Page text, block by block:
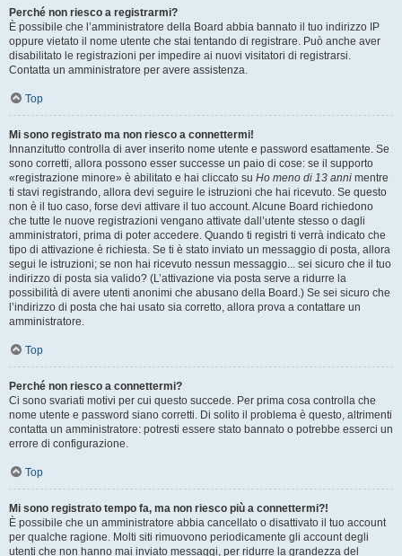
Perché non riesco a registrarmi?
È possibile che l’amministratore della Board abbia bannato il tuo indirizzo IP
oppure vietato il nome utente che stai tentando di registrare. Può anche aver
disabilitato le registrazioni per impedire ai nuovi visitatori di registrarsi.
Contatta un amministratore per avere assistenza.
Top
Mi sono registrato ma non riesco a connettermi!
Innanzitutto controlla di aver inserito nome utente e password esattamente. Se
sono corretti, allora possono esser successe un paio di cose: se il supporto
«registrazione minore» è abilitato e hai cliccato su Ho meno di 13 anni mentre
ti stavi registrando, allora devi seguire le istruzioni che hai ricevuto. Se questo
non è il tuo caso, forse devi attivare il tuo account. Alcune Board richiedono
che tutte le nuove registrazioni vengano attivate dall’utente stesso o dagli
amministratori, prima di poter accedere. Quando ti registri ti verrà indicato che
tipo di attivazione è richiesta. Se ti è stato inviato un messaggio di posta, allora
segui le istruzioni; se non hai ricevuto nessun messaggio... sei sicuro che il tuo
indirizzo di posta sia valido? (L’attivazione via posta serve a ridurre la
possibilità di avere utenti anonimi che abusano della Board.) Se sei sicuro che
l’indirizzo di posta che hai usato sia corretto, allora prova a contattare un
amministratore.
Top
Perché non riesco a connettermi?
Ci sono svariati motivi per cui questo succede. Per prima cosa controlla che
nome utente e password siano corretti. Di solito il problema è questo, altrimenti
contatta un amministratore: potresti essere stato bannato o potrebbe esserci un
errore di configurazione.
Top
Mi sono registrato tempo fa, ma non riesco più a connettermi?!
È possibile che un amministratore abbia cancellato o disattivato il tuo account
per qualche ragione. Molti siti rimuovono periodicamente gli account degli
utenti che non hanno mai inviato messaggi, per ridurre la grandezza del